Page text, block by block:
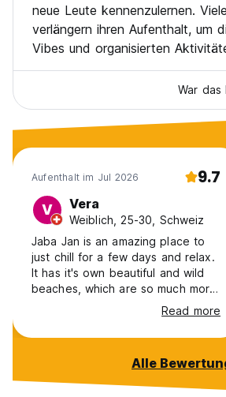
neue Leute kennenzulernen.
verlängern ihren Aufenthalt, um
Vibes und organisierten
War das
Aufenthalt im Jul 2026 9.7
V Vera
Weiblich, 25-30, Schweiz
Jaba Jan is an amazing place to
just chill for a few days and relax.
It has it's own beautiful and wild
beaches, which are so much more
beautiful than the beach in
Palomino itself. You get to the
beaches by walking 10 mins
can see so much wildlife
(monkeys, capybaras, birds etc.)
Read more
Alle